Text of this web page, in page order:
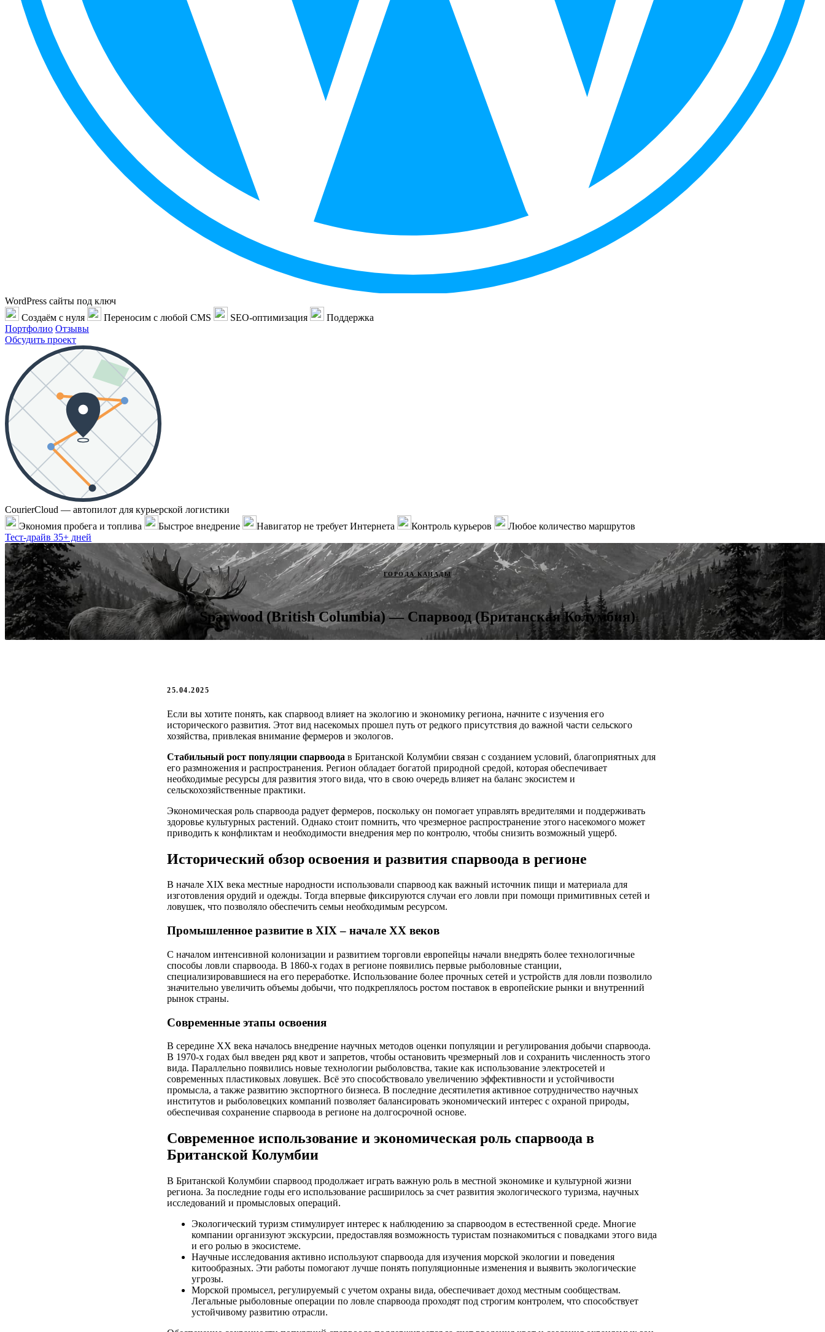
WordPress сайты под ключ
Создаём с нуля
Переносим с любой CMS SEO-оптимизация
Поддержка
Портфолио Отзывы
Обсудить проект
CourierCloud — автопилот для курьерской логистики
Экономия пробега и топлива
Быстрое внедрение Навигатор не требует Интернета Контроль курьеров
Любое количество маршрутов
Тест-драйв 35+ дней
ГОРОДА КАНАДЫ
Sparwood (British Columbia) — Спарвоод (Британская Колумбия)
25.04.2025
Если вы хотите понять, как спарвоод влияет на экологию и экономику региона, начните с изучения его
исторического развития. Этот вид насекомых прошел путь от редкого присутствия до важной части сельского
хозяйства, привлекая внимание фермеров и экологов.
Стабильный рост популяции спарвоода в Британской Колумбии связан с созданием условий, благоприятных для
его размножения и распространения. Регион обладает богатой природной средой, которая обеспечивает
необходимые ресурсы для развития этого вида, что в свою очередь влияет на баланс экосистем и
сельскохозяйственные практики.
Экономическая роль спарвоода радует фермеров, поскольку он помогает управлять вредителями и поддерживать
здоровье культурных растений. Однако стоит помнить, что чрезмерное распространение этого насекомого может
приводить к конфликтам и необходимости внедрения мер по контролю, чтобы снизить возможный ущерб.
Исторический обзор освоения и развития спарвоода в регионе
В начале XIX века местные народности использовали спарвоод как важный источник пищи и материала для
изготовления орудий и одежды. Тогда впервые фиксируются случаи его ловли при помощи примитивных сетей и
ловушек, что позволяло обеспечить семьи необходимым ресурсом.
Промышленное развитие в XIX – начале XX веков
С началом интенсивной колонизации и развитием торговли европейцы начали внедрять более технологичные
способы ловли спарвоода. В 1860-х годах в регионе появились первые рыболовные станции,
специализировавшиеся на его переработке. Использование более прочных сетей и устройств для ловли позволило
значительно увеличить объемы добычи, что подкреплялось ростом поставок в европейские рынки и внутренний
рынок страны.
Современные этапы освоения
В середине XX века началось внедрение научных методов оценки популяции и регулирования добычи спарвоода.
В 1970-х годах был введен ряд квот и запретов, чтобы остановить чрезмерный лов и сохранить численность этого
вида. Параллельно появились новые технологии рыболовства, такие как использование электросетей и
современных пластиковых ловушек. Всё это способствовало увеличению эффективности и устойчивости
промысла, а также развитию экспортного бизнеса. В последние десятилетия активное сотрудничество научных
институтов и рыболовецких компаний позволяет балансировать экономический интерес с охраной природы,
обеспечивая сохранение спарвоода в регионе на долгосрочной основе.
Современное использование и экономическая роль спарвоода в
Британской Колумбии
В Британской Колумбии спарвоод продолжает играть важную роль в местной экономике и культурной жизни
региона. За последние годы его использование расширилось за счет развития экологического туризма, научных
исследований и промысловых операций.
Экологический туризм стимулирует интерес к наблюдению за спарвоодом в естественной среде. Многие
компании организуют экскурсии, предоставляя возможность туристам познакомиться с повадками этого вида
и его ролью в экосистеме.
Научные исследования активно используют спарвоода для изучения морской экологии и поведения
китообразных. Эти работы помогают лучше понять популяционные изменения и выявить экологические
угрозы.
Морской промысел, регулируемый с учетом охраны вида, обеспечивает доход местным сообществам.
Легальные рыболовные операции по ловле спарвоода проходят под строгим контролем, что способствует
устойчивому развитию отрасли.